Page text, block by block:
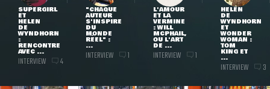
SUPERGIRL
ET
HELEN
DE
WYNDHORN
:
RENCONTRE
AVEC ...
INTERVIEW 4
"CHAQUE
AUTEUR
S'INSPIRE
DU
MONDE
RÉEL" :
...
INTERVIEW 1
L'AMOUR
ET LA
VERMINE
: WILL
MCPHAIL,
OU L'ART
DE ...
INTERVIEW 1
HELEN
DE
WYNDHORN
ET
WONDER
WOMAN :
TOM
KING ET
...
INTERVIEW 3